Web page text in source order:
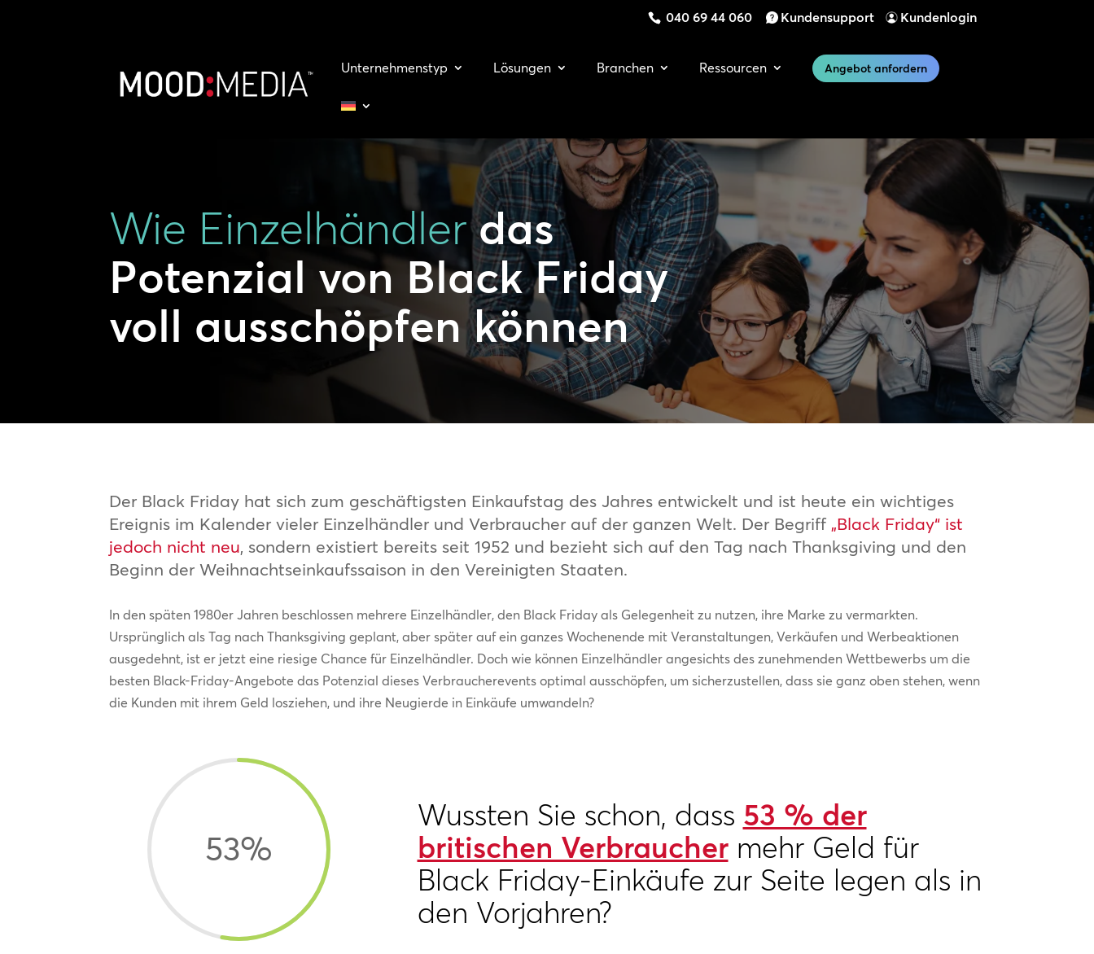
040 69 44 060 Kundensupport Kundenlogin
Unternehmenstyp Lösungen Branchen Ressourcen Angebot anfordern
Wie Einzelhändler das
Potenzial von Black Friday
voll ausschöpfen können
Der Black Friday hat sich zum geschäftigsten Einkaufstag des Jahres entwickelt und ist heute ein wichtiges
Ereignis im Kalender vieler Einzelhändler und Verbraucher auf der ganzen Welt. Der Begriff „Black Friday“ ist
jedoch nicht neu, sondern existiert bereits seit 1952 und bezieht sich auf den Tag nach Thanksgiving und den
Beginn der Weihnachtseinkaufssaison in den Vereinigten Staaten.
In den späten 1980er Jahren beschlossen mehrere Einzelhändler, den Black Friday als Gelegenheit zu nutzen, ihre Marke zu vermarkten.
Ursprünglich als Tag nach Thanksgiving geplant, aber später auf ein ganzes Wochenende mit Veranstaltungen, Verkäufen und Werbeaktionen
ausgedehnt, ist er jetzt eine riesige Chance für Einzelhändler. Doch wie können Einzelhändler angesichts des zunehmenden Wettbewerbs um die
besten Black-Friday-Angebote das Potenzial dieses Verbraucherevents optimal ausschöpfen, um sicherzustellen, dass sie ganz oben stehen, wenn
die Kunden mit ihrem Geld losziehen, und ihre Neugierde in Einkäufe umwandeln?
53%
Wussten Sie schon, dass 53 % der
britischen Verbrauchermehr Geld für
Black Friday-Einkäufe zur Seite legen als in
den Vorjahren?